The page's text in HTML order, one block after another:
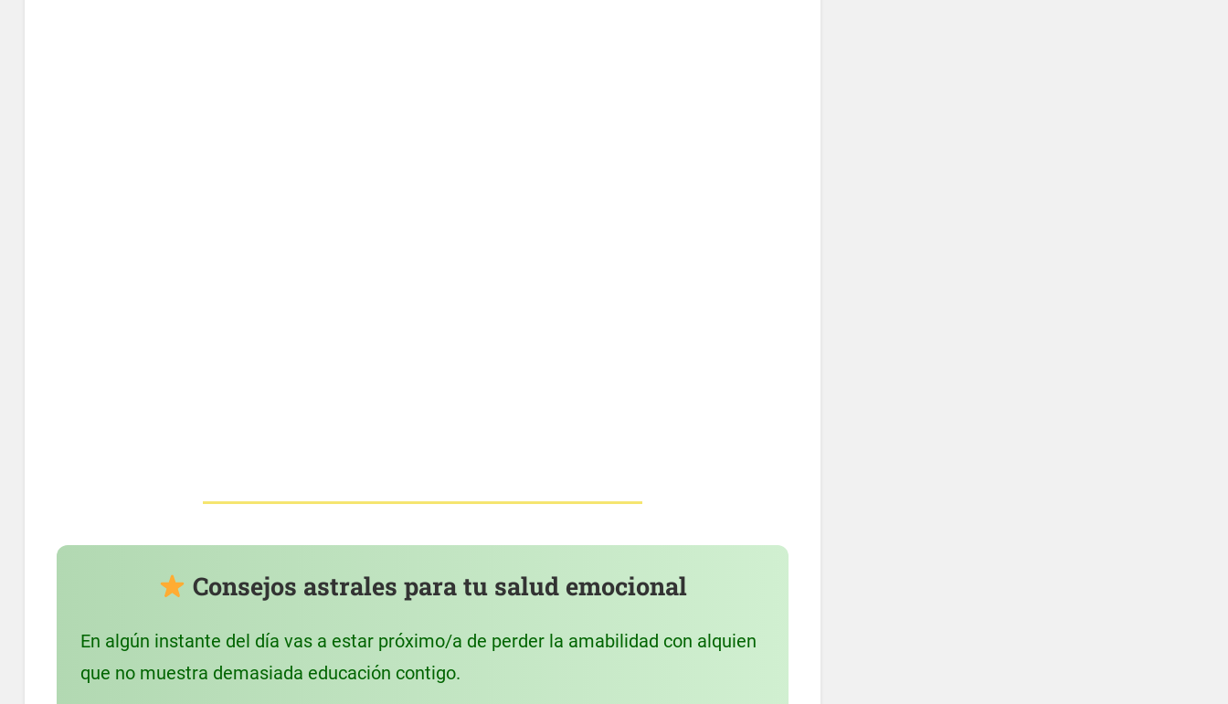
Consejos astrales para tu salud emocional
En algún instante del día vas a estar próximo/a de perder la amabilidad con alquien
que no muestra demasiada educación contigo.